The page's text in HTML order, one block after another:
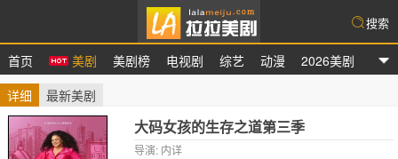
首页 美剧 美剧榜 电视剧 综艺 动漫 2026美剧
搜索
详细 最新美剧
大码女孩的生存之道第三季
导演: 内详